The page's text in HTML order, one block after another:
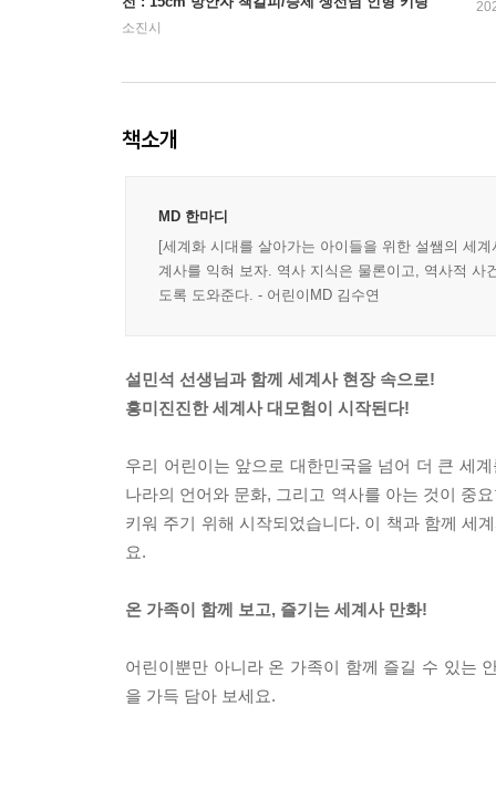
소진시
책소개
MD 한마디
[세계화 시대를 살아가는 아이들을 위한 설쌤의 세
계사를 익혀 보자. 역사 지식은 물론이고, 역사적 사
도록 도와준다. - 어린이MD 김수연
설민석 선생님과 함께 세계사 현장 속으로!
흥미진진한 세계사 대모험이 시작된다!
우리 어린이는 앞으로 대한민국을 넘어 더 큰 세
나라의 언어와 문화, 그리고 역사를 아는 것이 중
키워 주기 위해 시작되었습니다. 이 책과 함께 세
요.
온 가족이 함께 보고, 즐기는 세계사 만화!
어린이뿐만 아니라 온 가족이 함께 즐길 수 있는
을 가득 담아 보세요.